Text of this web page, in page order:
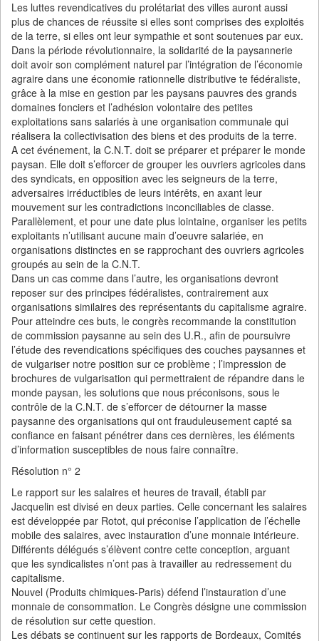
Les luttes revendicatives du prolétariat des villes auront aussi
plus de chances de réussite si elles sont comprises des exploités
de la terre, si elles ont leur sympathie et sont soutenues par eux.
Dans la période révolutionnaire, la solidarité de la paysannerie
doit avoir son complément naturel par l’intégration de l’économie
agraire dans une économie rationnelle distributive te fédéraliste,
grâce à la mise en gestion par les paysans pauvres des grands
domaines fonciers et l’adhésion volontaire des petites
exploitations sans salariés à une organisation communale qui
réalisera la collectivisation des biens et des produits de la terre.
A cet événement, la C.N.T. doit se préparer et préparer le monde
paysan. Elle doit s’efforcer de grouper les ouvriers agricoles dans
des syndicats, en opposition avec les seigneurs de la terre,
adversaires irréductibles de leurs intérêts, en axant leur
mouvement sur les contradictions inconciliables de classe.
Parallèlement, et pour une date plus lointaine, organiser les petits
exploitants n’utilisant aucune main d’oeuvre salariée, en
organisations distinctes en se rapprochant des ouvriers agricoles
groupés au sein de la C.N.T.
Dans un cas comme dans l’autre, les organisations devront
reposer sur des principes fédéralistes, contrairement aux
organisations similaires des représentants du capitalisme agraire.
Pour atteindre ces buts, le congrès recommande la constitution
de commission paysanne au sein des U.R., afin de poursuivre
l’étude des revendications spécifiques des couches paysannes et
de vulgariser notre position sur ce problème ; l’impression de
brochures de vulgarisation qui permettraient de répandre dans le
monde paysan, les solutions que nous préconisons, sous le
contrôle de la C.N.T. de s’efforcer de détourner la masse
paysanne des organisations qui ont frauduleusement capté sa
confiance en faisant pénétrer dans ces dernières, les éléments
d’information susceptibles de nous faire connaître.
Résolution n° 2
Le rapport sur les salaires et heures de travail, établi par
Jacquelin est divisé en deux parties. Celle concernant les salaires
est développée par Rotot, qui préconise l’application de l’échelle
mobile des salaires, avec instauration d’une monnaie intérieure.
Différents délégués s’élèvent contre cette conception, arguant
que les syndicalistes n’ont pas à travailler au redressement du
capitalisme.
Nouvel (Produits chimiques-Paris) défend l’instauration d’une
monnaie de consommation. Le Congrès désigne une commission
de résolution sur cette question.
Les débats se continuent sur les rapports de Bordeaux, Comités